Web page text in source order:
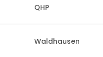
QHP
Waldhausen